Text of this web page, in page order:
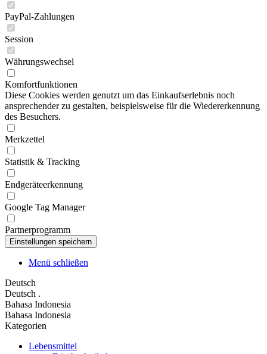
PayPal-Zahlungen
Session
Währungswechsel
Komfortfunktionen
Diese Cookies werden genutzt um das Einkaufserlebnis noch
ansprechender zu gestalten, beispielsweise für die Wiedererkennung
des Besuchers.
Merkzettel
Statistik & Tracking
Endgeräteerkennung
Google Tag Manager
Partnerprogramm
Menü schließen
Deutsch
Deutsch .
Bahasa Indonesia
Bahasa Indonesia
Kategorien
Lebensmittel